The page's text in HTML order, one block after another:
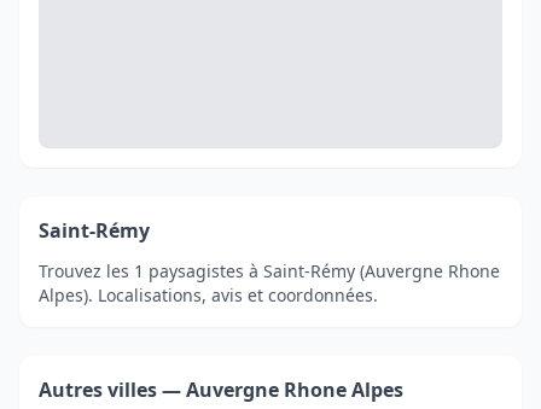
Saint-Rémy
Trouvez les 1 paysagistes à Saint-Rémy (Auvergne Rhone
Alpes). Localisations, avis et coordonnées.
Autres villes — Auvergne Rhone Alpes